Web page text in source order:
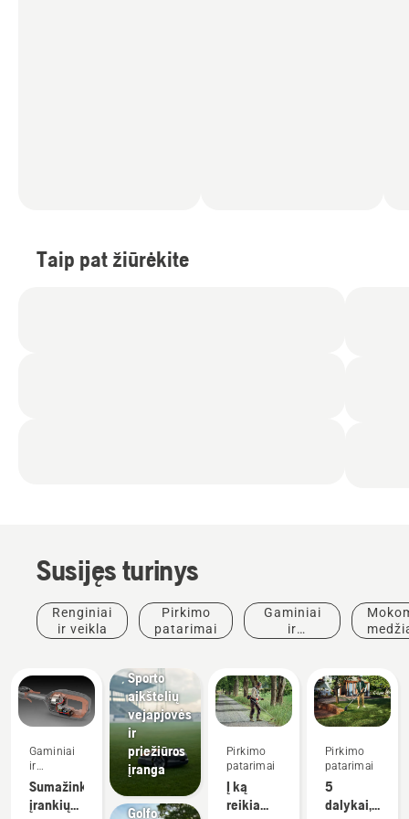
Taip pat žiūrėkite
Susijęs turinys
Renginiai
ir veikla
Pirkimo
patarimai
Gaminiai
ir
Gaminiai
ir
inovacijos
Sumažinkite
įrankių
Sporto
Sporto
aikštelių
vejapjovės
ir
priežiūros
įranga
Golfo
aikštynai
Golfo
Pirkimo
patarimai
Į ką
reikia
Pirkimo
patarimai
5
dalykai, į